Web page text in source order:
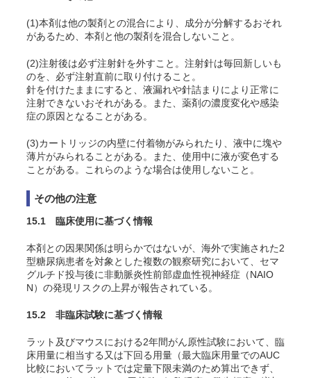
(1)本剤は他の製剤との混合により、成分が分解するおそれ
があるため、本剤と他の製剤を混合しないこと。
(2)注射後は必ず注射針を外すこと。注射針は毎回新しいも
のを、必ず注射直前に取り付けること。
針を付けたままにすると、液漏れや針詰まりにより正常に
注射できないおそれがある。また、薬剤の濃度変化や感染
症の原因となることがある。
(3)カートリッジの内壁に付着物がみられたり、液中に塊や
薄片がみられることがある。また、使用中に液が変色する
ことがある。これらのような場合は使用しないこと。
その他の注意
15.1 臨床使用に基づく情報
本剤との因果関係は明らかではないが、海外で実施された2
型糖尿病患者を対象とした複数の観察研究において、セマ
グルチド投与後に非動脈炎性前部虚血性視神経症（NAIO
N）の発現リスクの上昇が報告されている。
15.2 非臨床試験に基づく情報
ラット 及びマウスにおける2年間がん原性試験において、臨
床用量に相当する又は下回る用量（最大臨床用量でのAUC
比較においてラットでは定量下限未満のため算出できず、